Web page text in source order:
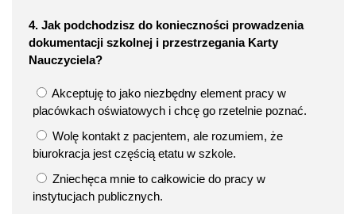
4. Jak podchodzisz do konieczności prowadzenia
dokumentacji szkolnej i przestrzegania Karty
Nauczyciela?
Akceptuję to jako niezbędny element pracy w
placówkach oświatowych i chcę go rzetelnie poznać.
Wolę kontakt z pacjentem, ale rozumiem, że
biurokracja jest częścią etatu w szkole.
Zniechęca mnie to całkowicie do pracy w
instytucjach publicznych.